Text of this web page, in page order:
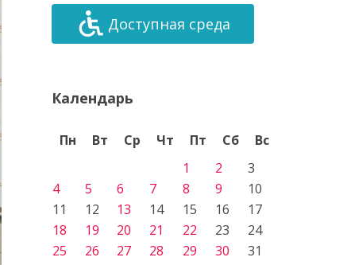
Доступная среда
Календарь
Пн Вт Ср Чт Пт Сб
Вс
1
2
3
4
5 6 7 8 9
10
11
12 13 14 15 16
17
18
19 20 21 22 23
24
25
26 27 28 29 30 31